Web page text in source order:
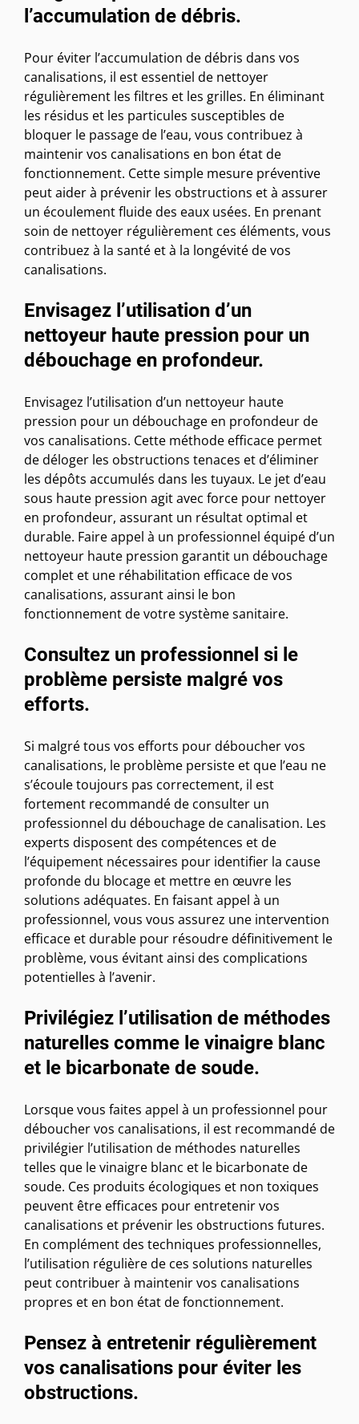
l’accumulation de débris.
Pour éviter l’accumulation de débris dans vos
canalisations, il est essentiel de nettoyer
régulièrement les filtres et les grilles. En éliminant
les résidus et les particules susceptibles de
bloquer le passage de l’eau, vous contribuez à
maintenir vos canalisations en bon état de
fonctionnement. Cette simple mesure préventive
peut aider à prévenir les obstructions et à assurer
un écoulement fluide des eaux usées. En prenant
soin de nettoyer régulièrement ces éléments, vous
contribuez à la santé et à la longévité de vos
canalisations.
Envisagez l’utilisation d’un
nettoyeur haute pression pour un
débouchage en profondeur.
Envisagez l’utilisation d’un nettoyeur haute
pression pour un débouchage en profondeur de
vos canalisations. Cette méthode efficace permet
de déloger les obstructions tenaces et d’éliminer
les dépôts accumulés dans les tuyaux. Le jet d’eau
sous haute pression agit avec force pour nettoyer
en profondeur, assurant un résultat optimal et
durable. Faire appel à un professionnel équipé d’un
nettoyeur haute pression garantit un débouchage
complet et une réhabilitation efficace de vos
canalisations, assurant ainsi le bon
fonctionnement de votre système sanitaire.
Consultez un professionnel si le
problème persiste malgré vos
efforts.
Si malgré tous vos efforts pour déboucher vos
canalisations, le problème persiste et que l’eau ne
s’écoule toujours pas correctement, il est
fortement recommandé de consulter un
professionnel du débouchage de canalisation. Les
experts disposent des compétences et de
l’équipement nécessaires pour identifier la cause
profonde du blocage et mettre en œuvre les
solutions adéquates. En faisant appel à un
professionnel, vous vous assurez une intervention
efficace et durable pour résoudre définitivement le
problème, vous évitant ainsi des complications
potentielles à l’avenir.
Privilégiez l’utilisation de méthodes
naturelles comme le vinaigre blanc
et le bicarbonate de soude.
Lorsque vous faites appel à un professionnel pour
déboucher vos canalisations, il est recommandé de
privilégier l’utilisation de méthodes naturelles
telles que le vinaigre blanc et le bicarbonate de
soude. Ces produits écologiques et non toxiques
peuvent être efficaces pour entretenir vos
canalisations et prévenir les obstructions futures.
En complément des techniques professionnelles,
l’utilisation régulière de ces solutions naturelles
peut contribuer à maintenir vos canalisations
propres et en bon état de fonctionnement.
Pensez à entretenir régulièrement
vos canalisations pour éviter les
obstructions.